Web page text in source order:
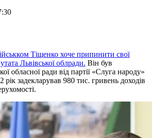
Тіщенко хоче припинити свої
Львівської облради. Він був
обласної ради від партії «Слуга народу»
рік задекларував 980 тис. гривень доходів